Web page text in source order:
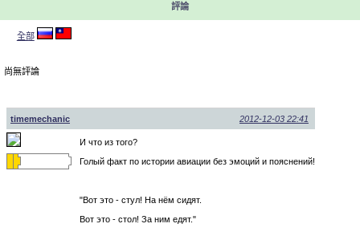
評論
全部
尚無評論
timemechanic 2012-12-03 22:41
И что из того?
Голый факт по истории авиации без эмоций и пояснений!
"Вот это - стул! На нём сидят.
Вот это - стол! За ним едят."